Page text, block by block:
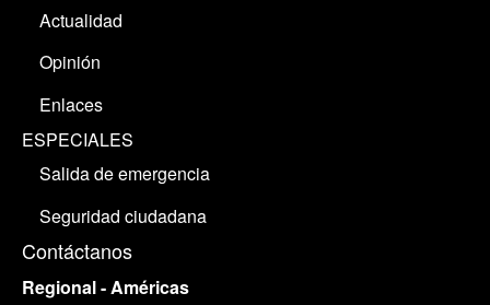
Actualidad
Opinión
Enlaces
ESPECIALES
Salida de emergencia
Seguridad ciudadana
Contáctanos
Regional - Américas